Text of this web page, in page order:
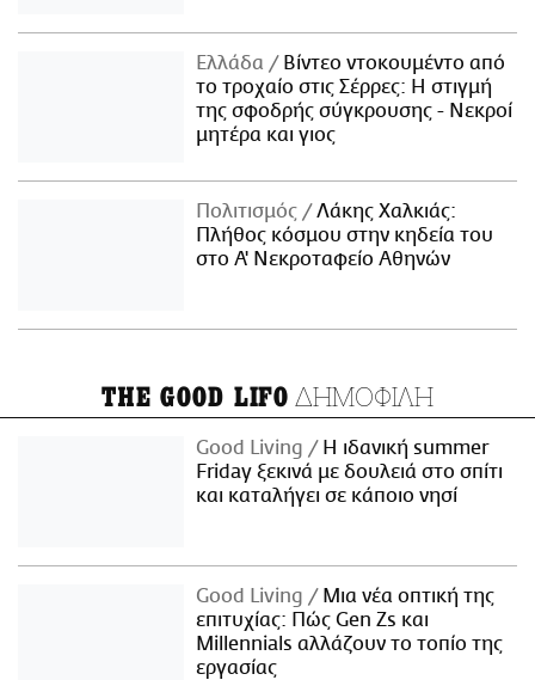
Ελλάδα
Βίντεο ντοκουμέντο από
το τροχαίο στις Σέρρες: Η στιγμή
της σφοδρής σύγκρουσης - Νεκροί
μητέρα και γιος
Πολιτισμός
Λάκης Χαλκιάς:
Πλήθος κόσμου στην κηδεία του
στο Α' Νεκροταφείο Αθηνών
THE GOOD LIFO ΔΗΜΟΦΙΛΗ
Good Living
Η ιδανική summer
Friday ξεκινά με δουλειά στο σπίτι
και καταλήγει σε κάποιο νησί
Good Living
Μια νέα οπτική της
επιτυχίας: Πώς Gen Zs και
Millennials αλλάζουν το τοπίο της
εργασίας